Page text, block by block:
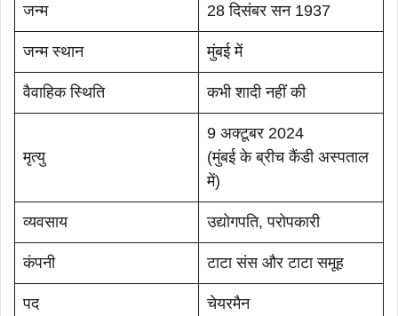
जन्म 28 दिसंबर सन 1937
जन्म स्थान मुंबई में
वैवाहिक स्थिति कभी शादी नहीं की
मृत्यु
9 अक्टूबर 2024
(मुंबई के ब्रीच कैंडी अस्पताल
में)
व्यवसाय उद्योगपति, परोपकारी
कंपनी टाटा संस और टाटा समूह
पद चेयरमैन